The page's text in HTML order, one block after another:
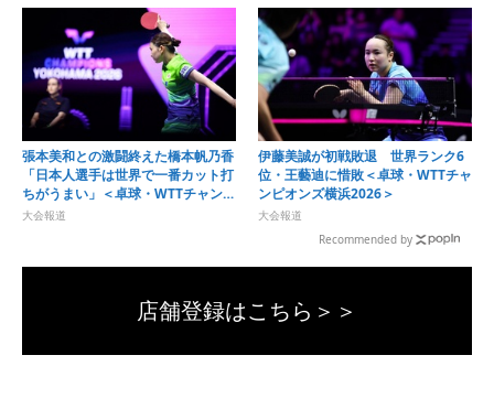
張本美和との激闘終えた橋本帆乃香
「日本人選手は世界で一番カット打
ちがうまい」＜卓球・WTTチャンピ
オンズ横浜2026＞
大会報道
伊藤美誠が初戦敗退 世界ランク6
位・王藝迪に惜敗＜卓球・WTTチャ
ンピオンズ横浜2026＞
大会報道
Recommended by
店舗登録はこちら＞＞